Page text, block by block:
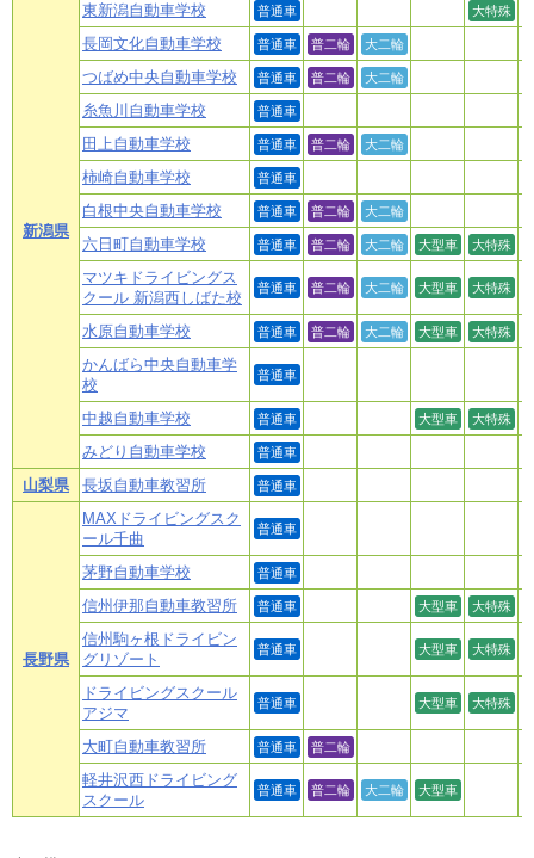
新潟県
東新潟自動車学校 普通車 大特殊
長岡文化自動車学校 普通車 普二輪 大二輪
つばめ中央自動車学校 普通車 普二輪 大二輪
糸魚川自動車学校 普通車
田上自動車学校 普通車 普二輪 大二輪
柿崎自動車学校 普通車
白根中央自動車学校 普通車 普二輪 大二輪
六日町自動車学校 普通車 普二輪 大二輪 大型車 大特殊
マツキドライビングス
クール 新潟西しばた校
普通車 普二輪 大二輪 大型車 大特殊
水原自動車学校 普通車 普二輪 大二輪 大型車 大特殊
かんばら中央自動車学
校
普通車
中越自動車学校 普通車 大型車 大特殊
みどり自動車学校 普通車
山梨県 長坂自動車教習所 普通車
長野県
MAXドライビングスク
ール千曲
普通車
茅野自動車学校 普通車
信州伊那自動車教習所 普通車 大型車 大特殊
信州駒ヶ根ドライビン
グリゾート
普通車 大型車 大特殊
ドライビングスクール
アジマ
普通車 大型車 大特殊
大町自動車教習所 普通車 普二輪
軽井沢西ドライビング
スクール
普通車 普二輪 大二輪 大型車